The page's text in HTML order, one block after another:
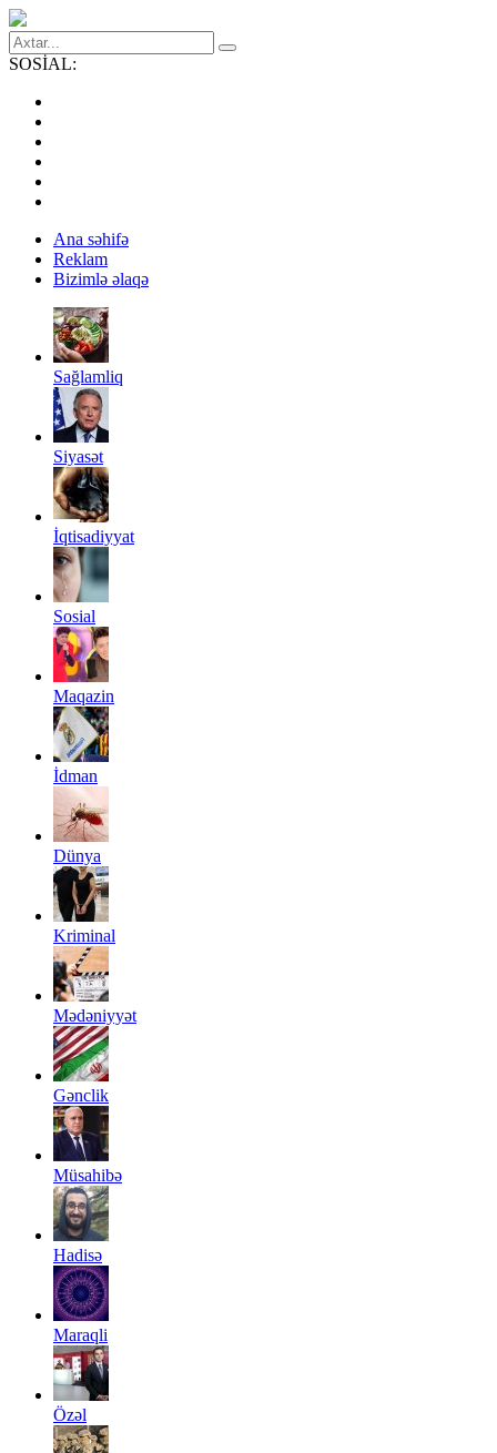
SOSİAL:
Ana səhifə
Reklam
Bizimlə əlaqə
Sağlamliq
Siyasət
İqtisadiyyat
Sosial
Maqazin
İdman
Dünya
Kriminal
Mədəniyyət
Gənclik
Müsahibə
Hadisə
Maraqli
Özəl